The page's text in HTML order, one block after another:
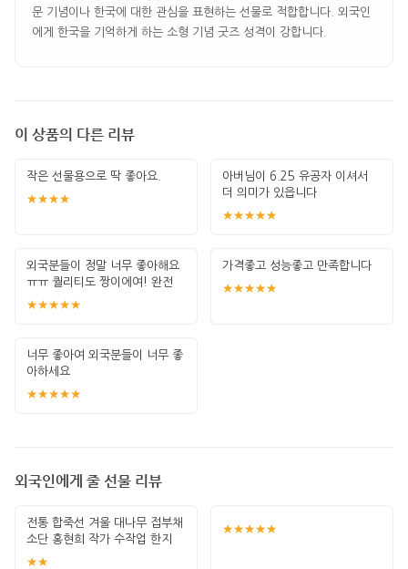
문 기념이나 한국에 대한 관심을 표현하는 선물로 적합합니다. 외국인
에게 한국을 기억하게 하는 소형 기념 굿즈 성격이 강합니다.
이 상품의 다른 리뷰
작은 선물용으로 딱 좋아요.
★★★★
아버님이 6.25 유공자 이셔서
더 의미가 있읍니다
★★★★★
외국분들이 정말 너무 좋아해요
ㅠㅠ 퀄리티도 짱이에여! 완전
단골 &gt;
★★★★★
가격좋고 성능좋고 만족합니다
★★★★★
너무 좋아여 외국분들이 너무 좋
아하세요
★★★★★
외국인에게 줄 선물 리뷰
전통 합죽선 겨울 대나무 접부채
소단 홍현희 작가 수작업 한지
그림 고급
★★
★★★★★